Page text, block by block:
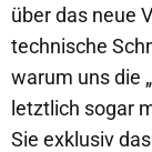
über das neue
technische
warum uns die
letztlich sogar
Sie exklusiv